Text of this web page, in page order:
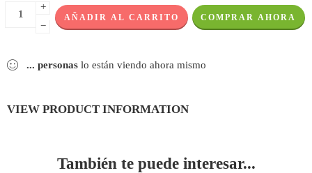
+
−
AÑADIR AL CARRITO COMPRAR AHORA
... personas lo están viendo ahora mismo
VIEW PRODUCT INFORMATION
También te puede interesar...